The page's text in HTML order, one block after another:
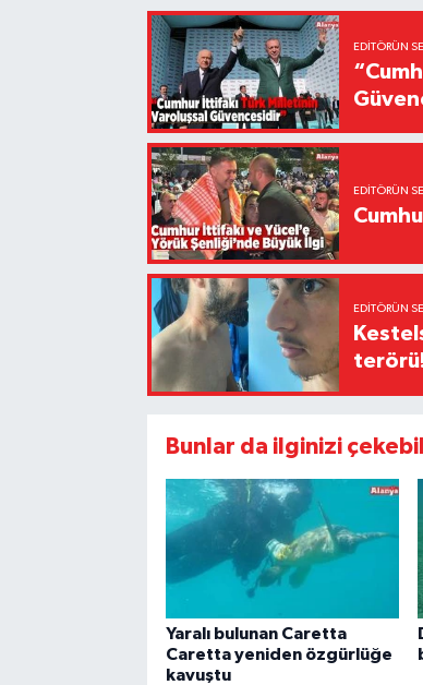
EDITÖRÜN
EDITÖRÜN
EDITÖRÜN
Bunlar da ilginizi
Yaralı bulunan Caretta
Caretta yeniden özgürlüğe
kavuştu